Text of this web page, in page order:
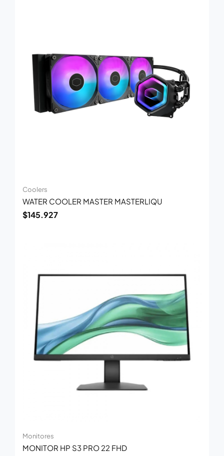
Coolers
WATER COOLER MASTER MASTERLIQU
$145.927
Monitores
MONITOR HP S3 PRO 22 FHD